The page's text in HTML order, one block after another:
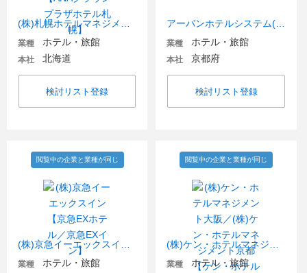
業種 ホテル・旅館
本社 北海道
検討リスト登録
業種 ホテル・旅館
本社 京都府
検討リスト登録
閲覧中の企業と業種が同じ
業種 ホテル・旅館
閲覧中の企業と業種が同じ
業種 ホテル・旅館